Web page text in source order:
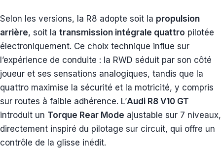
Selon les versions, la R8 adopte soit la propulsion
arrière, soit la transmission intégrale quattro pilotée
électroniquement. Ce choix technique influe sur
l’expérience de conduite : la RWD séduit par son côté
joueur et ses sensations analogiques, tandis que la
quattro maximise la sécurité et la motricité, y compris
sur routes à faible adhérence. L’Audi R8 V10 GT
introduit un Torque Rear Mode ajustable sur 7 niveaux,
directement inspiré du pilotage sur circuit, qui offre un
contrôle de la glisse inédit.